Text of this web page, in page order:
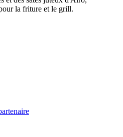
la friture et le grill.